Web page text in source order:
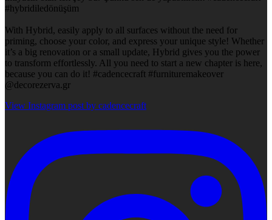
#hybridiledönüşüm
With Hybrid, easily apply to all surfaces without the need for
priming, choose your color, and express your unique style! Whether
it’s a big renovation or a small update, Hybrid gives you the power
to transform effortlessly. All you need to start a new chapter is here,
because you can do it! #cadencecraft #furnituremakeover
@decorezerva.gr
View Instagram post by cadencecraft